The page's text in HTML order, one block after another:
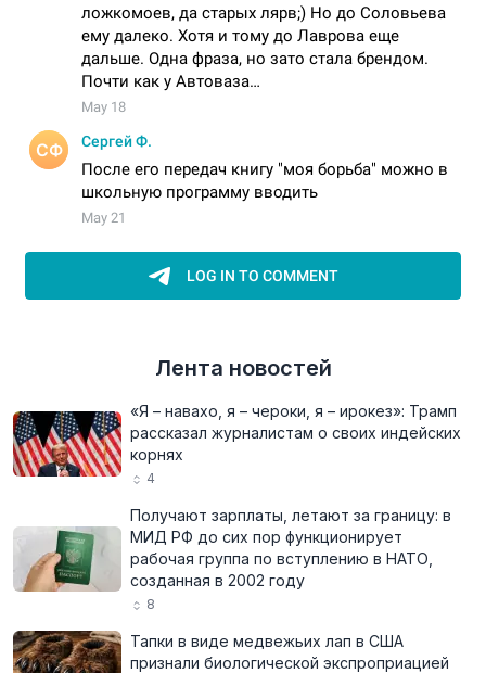
Лента новостей
«Я – навахо, я – чероки, я – ирокез»: Трамп
рассказал журналистам о своих индейских
корнях
4
Получают зарплаты, летают за границу: в
МИД РФ до сих пор функционирует
рабочая группа по вступлению в НАТО,
созданная в 2002 году
8
Тапки в виде медвежьих лап в США
признали биологической экспроприацией